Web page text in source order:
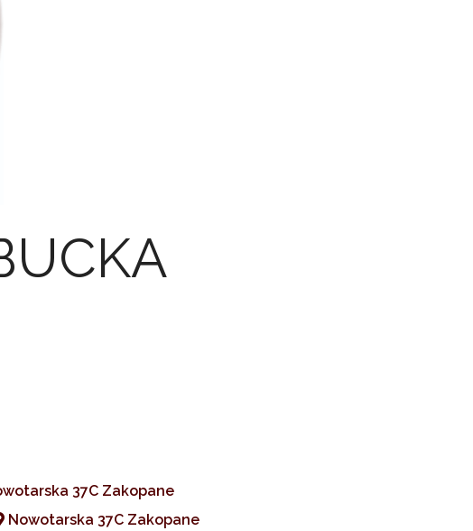
37C Zakopane
Nowotarska 37C Zakopane